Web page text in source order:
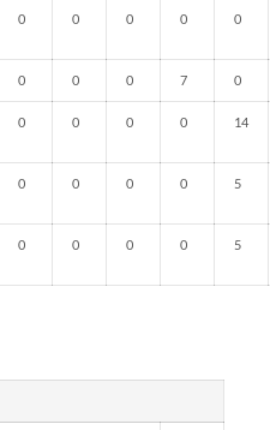
0 0 0 0 0
0 0 0 7 0
0 0 0 0 14
0 0 0 0 5
0 0 0 0 5